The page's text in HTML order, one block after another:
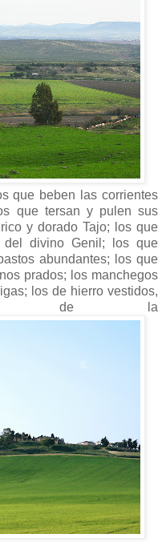
que beben las corrientes
que tersan y pulen sus
y dorado Tajo; los que
del divino Genil; los que
abundantes; los que
prados; los manchegos
los de hierro vestidos,
de la